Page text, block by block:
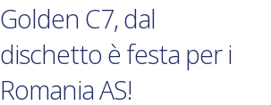
Golden C7, dal
dischetto è festa per i
Romania AS!